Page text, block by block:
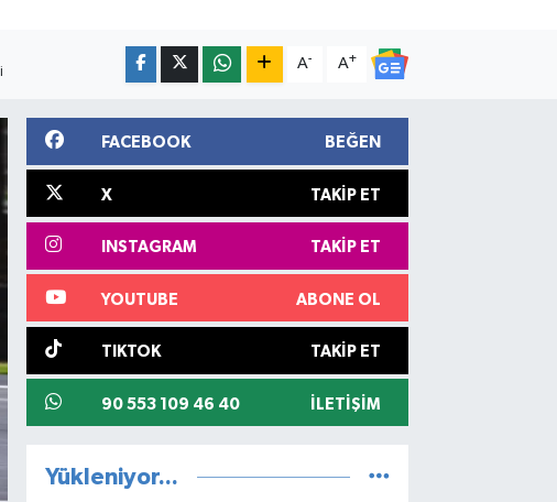
A- A+
FACEBOOK BEĞEN
X TAKIP ET
INSTAGRAM TAKIP ET
YOUTUBE ABONE OL
TIKTOK TAKIP ET
90 553 109 46 40 İLETIŞIM
Yükleniyor...